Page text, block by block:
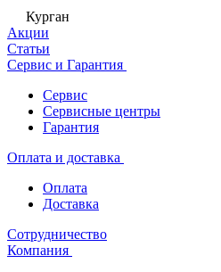
Курган
Акции
Статьи
Сервис и Гарантия
Сервис
Сервисные центры
Гарантия
Оплата и доставка
Оплата
Доставка
Сотрудничество
Компания